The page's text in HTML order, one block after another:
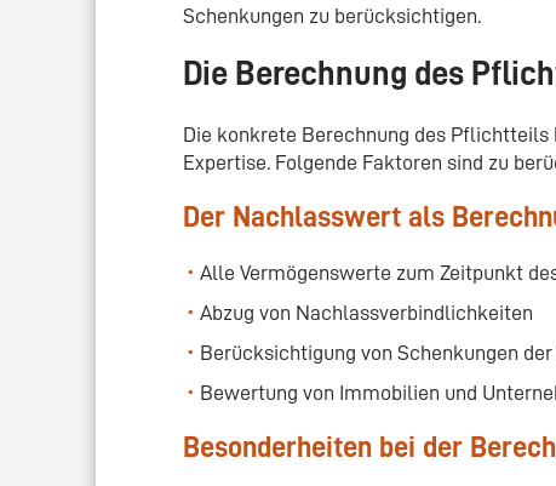
Schenkungen zu berücksichtigen.
Die Berechnung des
Die konkrete Berechnung des
Expertise. Folgende Faktoren sind zu
Der Nachlasswert als
Alle Vermögenswerte zum Zeitpunkt
Abzug von Nachlassverbindlichkeiten
Berücksichtigung von Schenkungen der
Bewertung von Immobilien und
Besonderheiten bei der